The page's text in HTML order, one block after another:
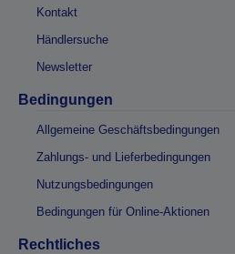
Kontakt
Händlersuche
Newsletter
Bedingungen
Allgemeine Geschäftsbedingungen
Zahlungs- und Lieferbedingungen
Nutzungsbedingungen
Bedingungen für Online-Aktionen
Rechtliches